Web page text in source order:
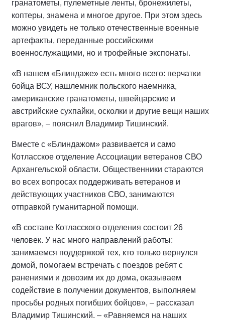
гранатометы, пулеметные ленты, бронежилеты,
коптеры, знамена и многое другое. При этом здесь
можно увидеть не только отечественные военные
артефакты, переданные российскими
военнослужащими, но и трофейные экспонаты.
«В нашем «Блиндаже» есть много всего: перчатки
бойца ВСУ, нашлемник польского наемника,
американские гранатометы, швейцарские и
австрийские сухпайки, осколки и другие вещи наших
врагов», – пояснил Владимир Тишинский.
Вместе с «Блиндажом» развивается и само
Котласское отделение Ассоциации ветеранов СВО
Архангельской области. Общественники стараются
во всех вопросах поддерживать ветеранов и
действующих участников СВО, занимаются
отправкой гуманитарной помощи.
«В составе Котласского отделения состоит 26
человек. У нас много направлений работы:
занимаемся поддержкой тех, кто только вернулся
домой, помогаем встречать с поездов ребят с
ранениями и довозим их до дома, оказываем
содействие в получении документов, выполняем
просьбы родных погибших бойцов», – рассказал
Владимир Тишинский. – «Равняемся на наших